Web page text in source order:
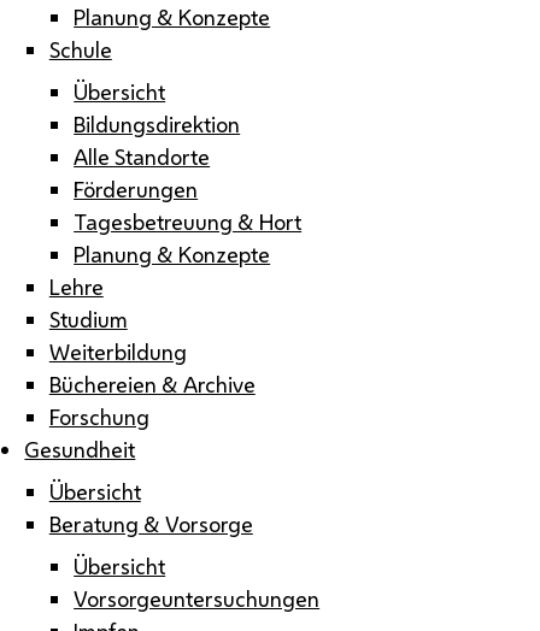
Planung & Konzepte
Schule
Übersicht
Bildungsdirektion
Alle Standorte
Förderungen
Tagesbetreuung & Hort
Planung & Konzepte
Lehre
Studium
Weiterbildung
Büchereien & Archive
Forschung
Gesundheit
Übersicht
Beratung & Vorsorge
Übersicht
Vorsorgeuntersuchungen